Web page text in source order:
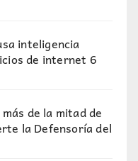
inteligencia
de internet 6
de la mitad de
la Defensoría del